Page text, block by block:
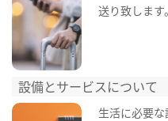
送り致します。
設備とサービスについて
生活に必要